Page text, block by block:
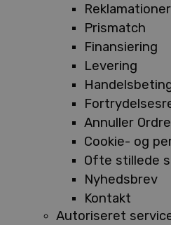
Prismatch
Finansiering
Levering
Annuller Ordre
Cookie- og
Ofte stillede
Nyhedsbrev
Kontakt
Autoriseret